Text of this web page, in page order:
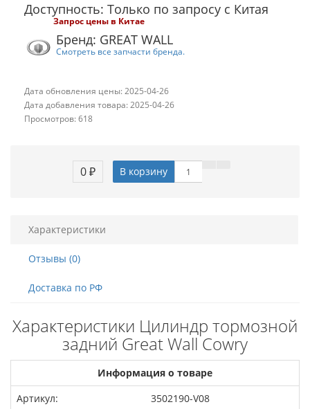
Доступность: Только по запросу с Китая
Запрос цены в Китае
Бренд: GREAT WALL
Смотреть все запчасти бренда.
Дата обновления цены: 2025-04-26
Дата добавления товара: 2025-04-26
Просмотров: 618
0 ₽ В корзину
Характеристики
Отзывы (0)
Доставка по РФ
Характеристики Цилиндр тормозной
задний Great Wall Cowry
Информация о товаре
Артикул:
3502190-V08